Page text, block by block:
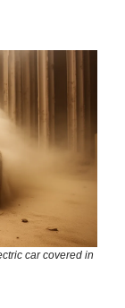
car covered in